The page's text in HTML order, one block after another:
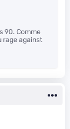
90. Comme
rage against